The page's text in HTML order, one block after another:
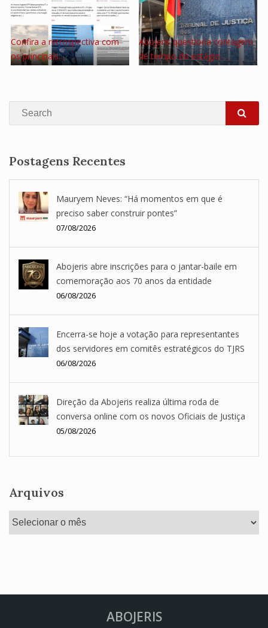
Confira a retrospectiva com
os principais…
Abojeris questiona contagem
de tempo do estágio…
Search
Postagens Recentes
Mauryem Neves: “Há momentos em que é
preciso saber construir pontes”
07/08/2026
Abojeris abre inscrições para o jantar-baile em
comemoração aos 70 anos da entidade
06/08/2026
Encerra-se hoje a votação para representantes
dos servidores em comitês estratégicos do TJRS
06/08/2026
Direção da Abojeris realiza última roda de
conversa online com os novos Oficiais de Justiça
05/08/2026
Arquivos
Arquivos
ABOJERIS